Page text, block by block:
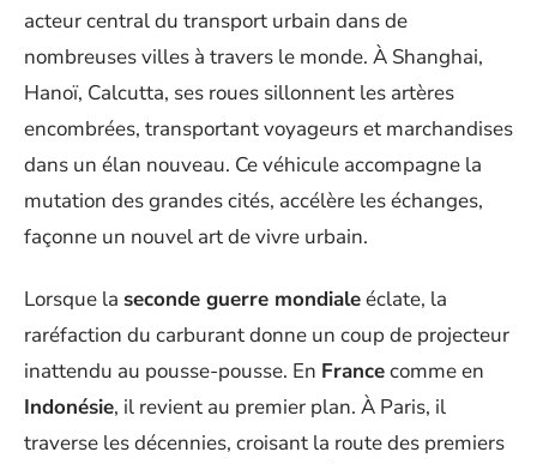
acteur central du transport urbain dans de
nombreuses villes à travers le monde. À Shanghai,
Hanoï, Calcutta, ses roues sillonnent les artères
encombrées, transportant voyageurs et marchandises
dans un élan nouveau. Ce véhicule accompagne la
mutation des grandes cités, accélère les échanges,
façonne un nouvel art de vivre urbain.
Lorsque la seconde guerre mondialeéclate, la
raréfaction du carburant donne un coup de projecteur
inattendu au pousse-pousse. En Francecomme en
Indonésie, il revient au premier plan. À Paris, il
traverse les décennies, croisant la route des premiers